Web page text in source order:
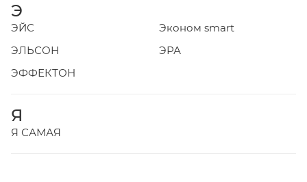
Э
ЭЙС
Эконом smart
ЭЛЬСОН
ЭРА
ЭФФЕКТОН
Я
Я САМАЯ